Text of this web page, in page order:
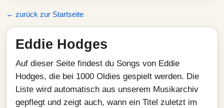
← zurück zur Startseite
Eddie Hodges
Auf dieser Seite findest du Songs von Eddie
Hodges, die bei 1000 Oldies gespielt werden. Die
Liste wird automatisch aus unserem Musikarchiv
gepflegt und zeigt auch, wann ein Titel zuletzt im